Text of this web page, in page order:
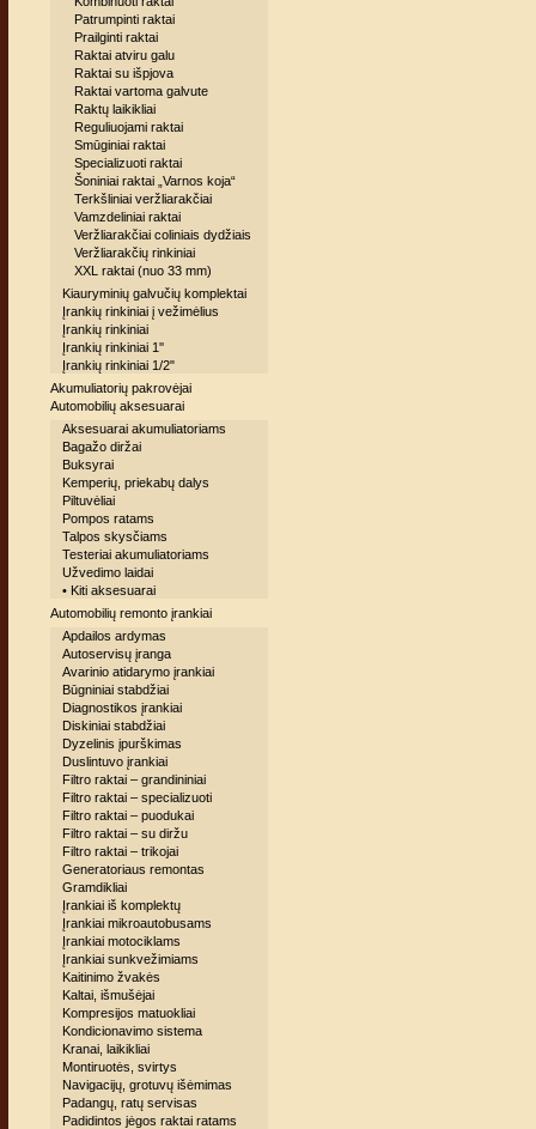
Patrumpinti raktai
Prailginti raktai
Raktai atviru galu
Raktai su išpjova
Raktai vartoma galvute
Raktų laikikliai
Reguliuojami raktai
Smūginiai raktai
Specializuoti raktai
Šoniniai raktai „Varnos koja“
Terkšliniai veržliarakčiai
Vamzdeliniai raktai
Veržliarakčiai coliniais dydžiais
Veržliarakčių rinkiniai
XXL raktai (nuo 33 mm)
Kiauryminių galvučių komplektai
Įrankių rinkiniai į vežimėlius
Įrankių rinkiniai
Įrankių rinkiniai 1''
Įrankių rinkiniai 1/2"
Akumuliatorių pakrovėjai
Automobilių aksesuarai
Aksesuarai akumuliatoriams
Bagažo diržai
Buksyrai
Kemperių, priekabų dalys
Piltuvėliai
Pompos ratams
Talpos skysčiams
Testeriai akumuliatoriams
Užvedimo laidai
• Kiti aksesuarai
Automobilių remonto įrankiai
Apdailos ardymas
Autoservisų įranga
Avarinio atidarymo įrankiai
Būgniniai stabdžiai
Diagnostikos įrankiai
Diskiniai stabdžiai
Dyzelinis įpurškimas
Duslintuvo įrankiai
Filtro raktai – grandininiai
Filtro raktai – specializuoti
Filtro raktai – puodukai
Filtro raktai – su diržu
Filtro raktai – trikojai
Generatoriaus remontas
Gramdikliai
Įrankiai iš komplektų
Įrankiai mikroautobusams
Įrankiai motociklams
Įrankiai sunkvežimiams
Kaitinimo žvakės
Kaltai, išmušėjai
Kompresijos matuokliai
Kondicionavimo sistema
Kranai, laikikliai
Montiruotės, svirtys
Navigacijų, grotuvų išėmimas
Padangų, ratų servisas
Padidintos jėgos raktai ratams